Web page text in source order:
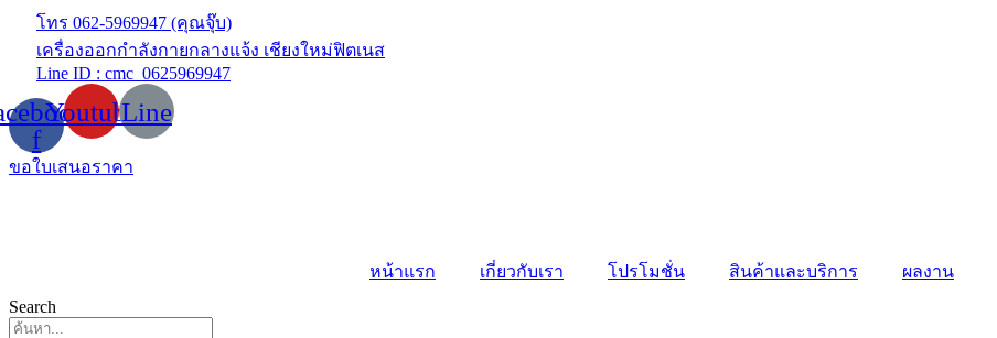
Skip
content
โทร 062-5969947 (คุณจุ๊บ)
เครื่องออกกำลังกายกลางแจ้ง เชียงใหม่ฟิตเนส
Line ID : cmc_0625969947
f
YoutubeLine
ขอใบเสนอราคา
หน้าแรก เกี่ยวกับเรา โปรโมชั่น สินค้าและบริการ ผลงาน
Search